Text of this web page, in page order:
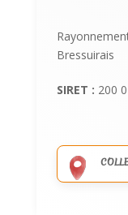
Bressuirais
SIRET : 200